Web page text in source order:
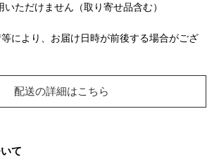
いただけません（取り寄せ品含む）
により、お届け日時が前後する場合がござ
配送の詳細はこちら
て